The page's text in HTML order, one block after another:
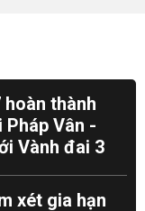
hoàn thành
Vân -
Vành đai 3
xét gia hạn